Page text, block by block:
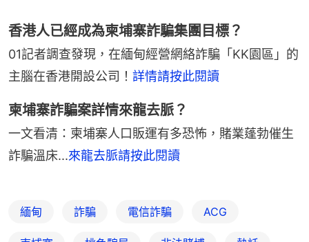
香港人已經成為柬埔寨詐騙集團目標？
01記者調查發現，在緬甸經營網絡詐騙「KK園區」的
主腦在香港開設公司！ 詳情請按此閱讀
柬埔寨詐騙案詳情來龍去脈？
一文看清：柬埔寨人口販運有多恐怖，賭業蓬勃催生
詐騙溫床...來龍去脈請按此閱讀
緬甸 詐騙 電信詐騙 ACG